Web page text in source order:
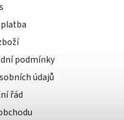
podmínky
údajů
řád